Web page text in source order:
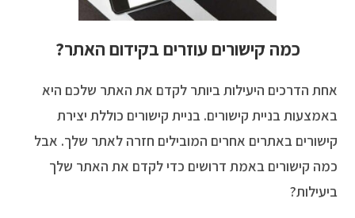
כמה קישורים עוזרים בקידום האתר?
אחת הדרכים היעילות ביותר לקדם את האתר שלכם היא
באמצעות בניית קישורים. בניית קישורים כוללת יצירת
קישורים באתרים אחרים המובילים חזרה לאתר שלך. אבל
כמה קישורים באמת דרושים כדי לקדם את האתר שלך
ביעילות?